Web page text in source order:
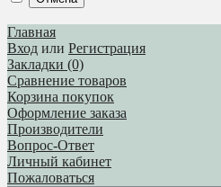
Главная
Вход или Регистрация
Закладки (0)
Сравнение товаров
Корзина покупок
Оформление заказа
Производители
Вопрос-Ответ
Личный кабинет
Пожаловаться